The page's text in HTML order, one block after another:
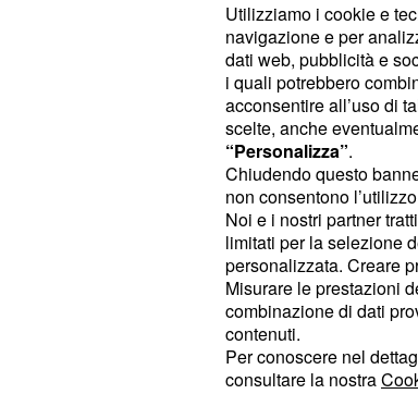
All'ingresso troverete dei
potete riporre i vostri
possiate visitare il
libertà. Ovviamente
per conoscere la storia
Al percorso espositivo si
Gantry Entrance, una
collegava il razzo Saturn
Canaveral.
astronauti che sono partiti
voi vi troverete dentro il
Utilizziamo i cookie e
navigazione e per
dati web, pubblicità e
i quali potrebbero
acconsentire all’uso di
scelte, anche
“Personalizza”.
Chiudendo questo
non consentono
Noi e i nostri partner
limitati per la selezione
personalizzata. Creare
Misurare le prestazioni
combinazione di dati
contenuti.
Per conoscere nel
consultare la nostra